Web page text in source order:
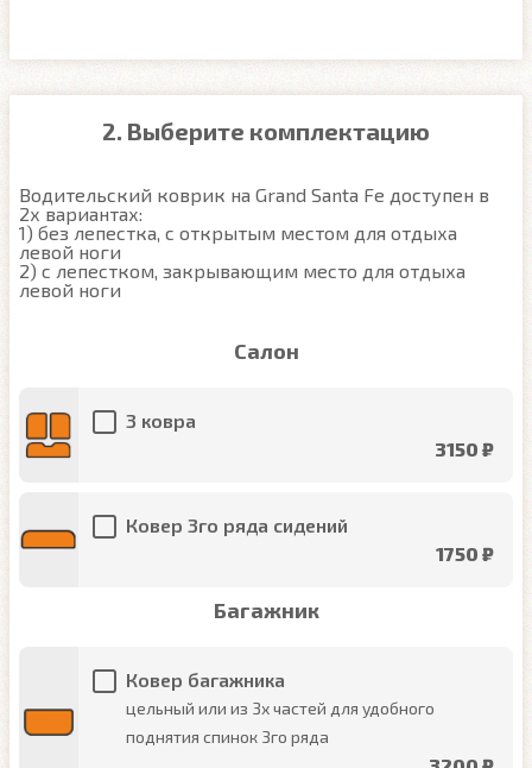
2. Выберите комплектацию
Водительский коврик на Grand Santa Fe доступен в
2х вариантах:
1) без лепестка, с открытым местом для отдыха
левой ноги
2) с лепестком, закрывающим место для отдыха
левой ноги
Салон
3 ковра
3150 ₽
Ковер 3го ряда сидений
1750 ₽
Багажник
Ковер багажника
цельный или из 3х частей для удобного
поднятия спинок 3го ряда